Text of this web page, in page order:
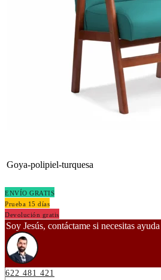
Goya-polipiel-turquesa
ENVÍO GRATIS
Prueba 15 días
Devolución gratis
Soy Jesús, contáctame si necesitas
622 481 421